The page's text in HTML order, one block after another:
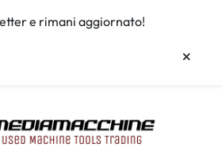
e rimani aggiornato!